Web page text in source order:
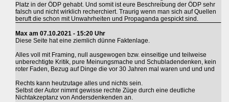
Platz in der ÖDP gehabt. Und somit ist eure Beschreibung der ÖDP sehr
falsch und nicht wirklich recherchiert. Traurig wenn man sich auf Quellen
beruft die schon mit Unwahrheiten und Propaganda gespickt sind.
Max am 07.10.2021 - 15:20 Uhr
Diese Seite hat eine ziemlich dünne Faktenlage.
Alles voll mit Framing, null ausgewogen bzw. einseitige und teilweise
unberechtigte Kritik, pure Meinungsmache und Schubladendenken, kein
roter Faden, Bezug auf Dinge die vor 30 Jahren mal waren und und und
Rechts kann heutzutage alles und nichts sein.
Selbst der Autor nimmt gewisse rechte Züge durch eine deutliche
Nichtakzeptanz von Andersdenkenden an.